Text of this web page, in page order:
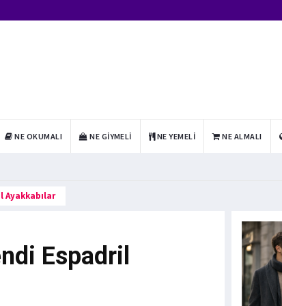
NE OKUMALI NE GIYMELI NE YEMELI NE ALMALI
Ayakkabılar
Espadril